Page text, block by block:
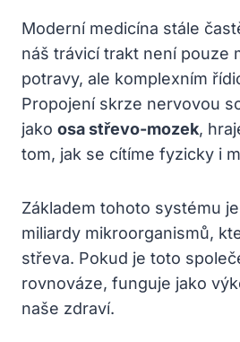
Moderní medicína stále
náš trávicí trakt není pouze
potravy, ale komplexním
Propojení skrze nervovou
jako osa střevo-mozek,
tom, jak se cítíme fyzicky i
Základem tohoto systému je
miliardy mikroorganismů,
střeva. Pokud je toto
rovnováze, funguje jako
naše zdraví.